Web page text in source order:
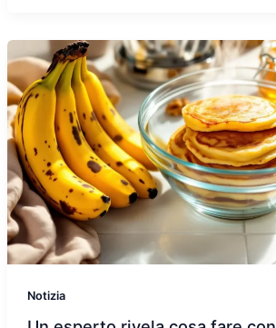
Notizia